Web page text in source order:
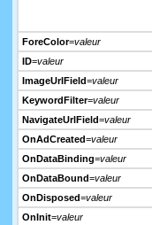
ForeColor=valeur
ID=valeur
ImageUrlField=valeur
KeywordFilter=valeur
NavigateUrlField=valeur
OnAdCreated=valeur
OnDataBinding=valeur
OnDataBound=valeur
OnDisposed=valeur
OnInit=valeur